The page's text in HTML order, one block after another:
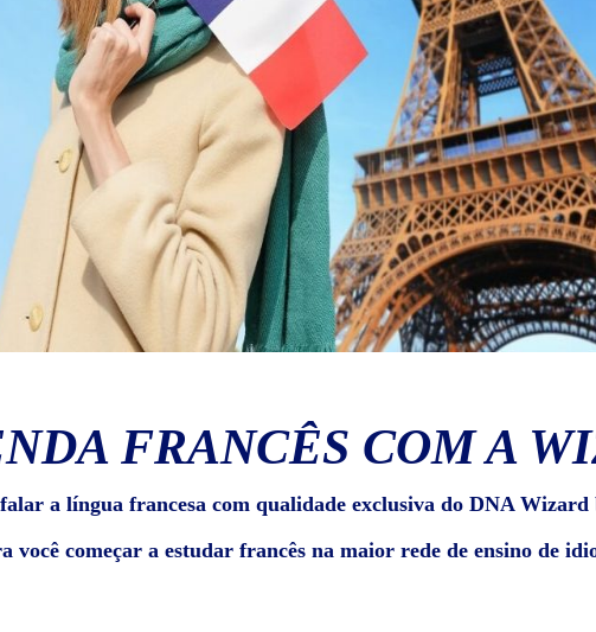
FRANCÊS COM A
a língua francesa com qualidade exclusiva do DNA Wizard
você começar a estudar francês na maior rede de ensino de